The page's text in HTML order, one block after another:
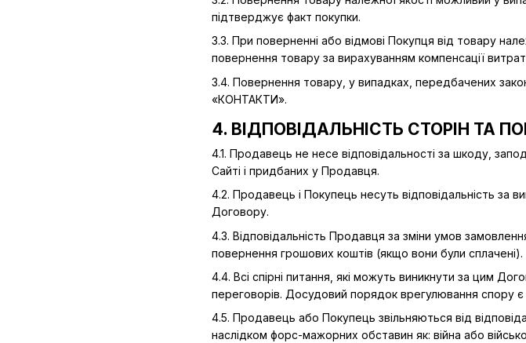
підтверджує факт покупки.
3.3. При поверненні або відмові Покупця від товару
повернення товару за вирахуванням компенсації
3.4. Повернення товару, у випадках, передбачених
«КОНТАКТИ».
4. ВІДПОВІДАЛЬНІСТЬ СТОРІН ТА
4.1. Продавець не несе відповідальності за шкоду,
Сайті і придбаних у Продавця.
4.2. Продавець і Покупець несуть відповідальність за
Договору.
4.3. Відповідальність Продавця за зміни умов
повернення грошових коштів (якщо вони були сплачені).
4.4. Всі спірні питання, які можуть виникнути за цим
переговорів. Досудовий порядок врегулювання спору
4.5. Продавець або Покупець звільняються від
наслідком форс-мажорних обставин як: війна або